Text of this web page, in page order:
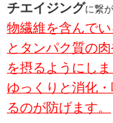
チエイジングに繋
物繊維を含んで
とタンパク質の
を摂るようにし
ゆっくりと消化
るのが防げます。